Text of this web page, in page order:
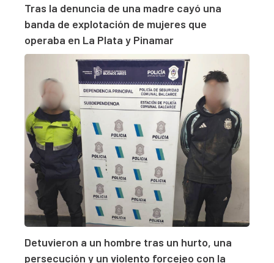
Tras la denuncia de una madre cayó una
banda de explotación de mujeres que
operaba en La Plata y Pinamar
Detuvieron a un hombre tras un hurto, una
persecución y un violento forcejeo con la